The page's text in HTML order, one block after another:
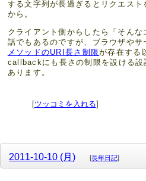
する文字列が長過ぎるとリクエス
から。
クライアント側からしたら「そん
話でもあるのですが、ブラウザやサ
メソッドのURI長さ制限が存在する
callbackにも長さの制限を設ける設
あります。
[ツッコミを入れる]
2011-10-10 (月) [長年日記]